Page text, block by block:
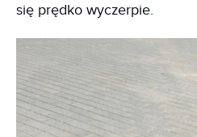
się prędko wyczerpie.